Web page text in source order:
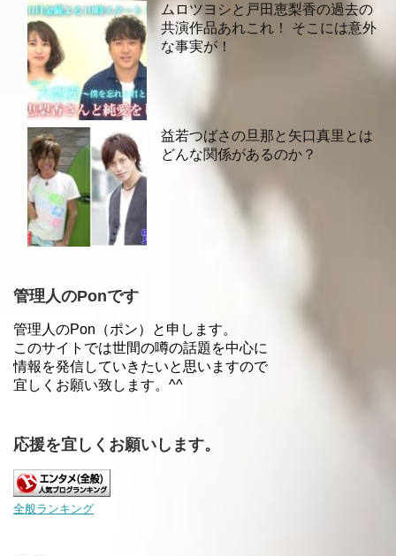
ムロツヨシと戸田恵梨香の過去の
共演作品あれこれ！ そこには意外
な事実が！
益若つばさの旦那と矢口真里とは
どんな関係があるのか？
管理人のPonです
管理人のPon（ポン）と申します。
このサイトでは世間の噂の話題を中心に
情報を発信していきたいと思いますので
宜しくお願い致します。^^
応援を宜しくお願いします。
全般ランキング